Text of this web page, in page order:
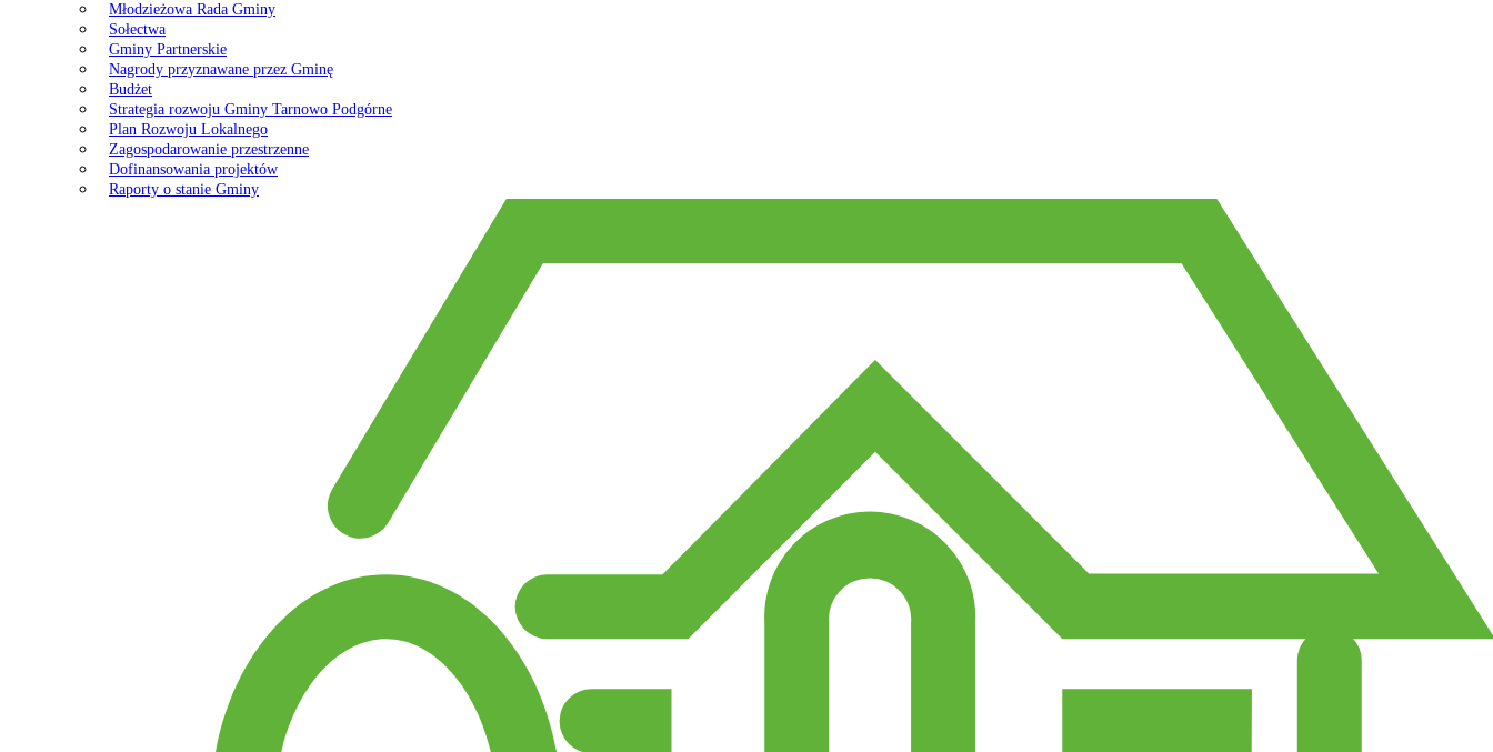
Młodzieżowa Rada Gminy
Sołectwa
Gminy Partnerskie
Nagrody przyznawane przez Gminę
Budżet
Strategia rozwoju Gminy Tarnowo Podgórne
Plan Rozwoju Lokalnego
Zagospodarowanie przestrzenne
Dofinansowania projektów
Raporty o stanie Gminy